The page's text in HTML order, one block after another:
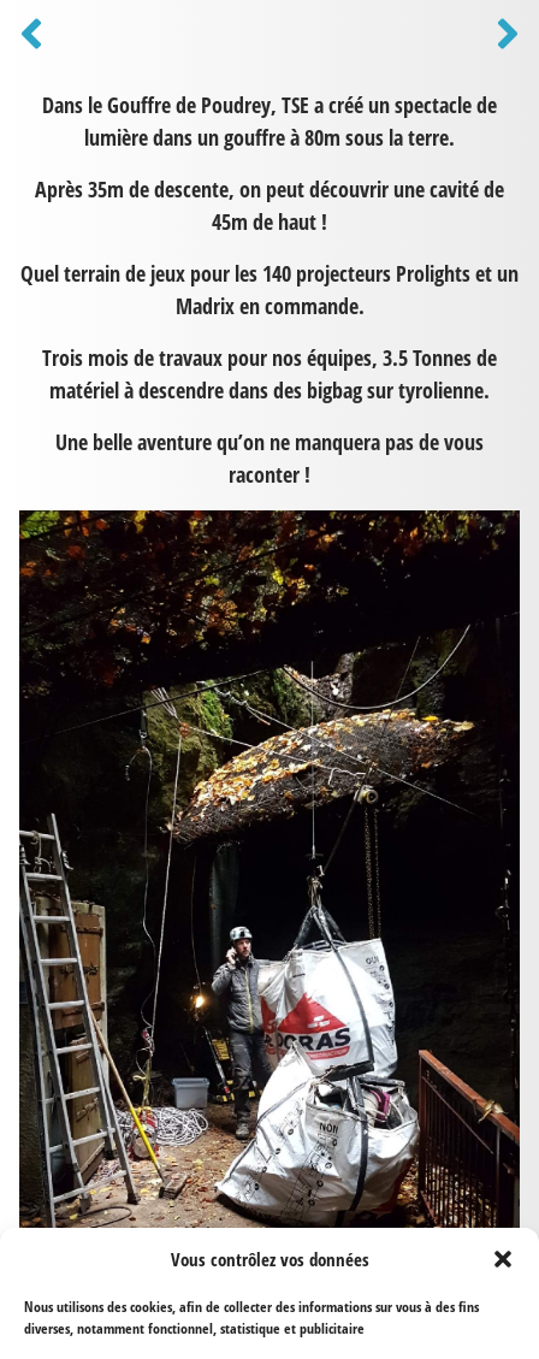
Vous contrôlez vos données
Nous utilisons des cookies, afin de collecter des informations sur vous à des fins
diverses, notamment fonctionnel, statistique et publicitaire
Dans le Gouffre de Poudrey, TSE a créé un spectacle de
lumière dans un gouffre à 80m sous la terre.
Après 35m de descente, on peut découvrir une cavité de
45m de haut !
Quel terrain de jeux pour les 140 projecteurs Prolights et un
Madrix en commande.
Trois mois de travaux pour nos équipes, 3.5 Tonnes de
matériel à descendre dans des bigbag sur tyrolienne.
Une belle aventure qu’on ne manquera pas de vous
raconter !